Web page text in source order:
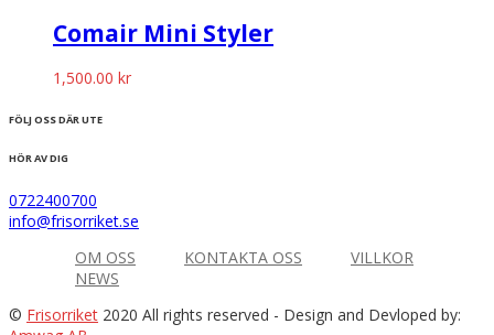
Comair Mini Styler
1,500.00 kr
FÖLJ OSS DÄR UTE
HÖR AV DIG
0722400700
info@frisorriket.se
OM OSS
KONTAKTA OSS
VILLKOR
NEWS
© Frisorriket 2020 All rights reserved - Design and Devloped by: